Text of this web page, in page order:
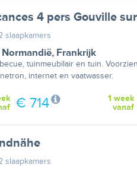
4 pers Gouville
slaapkamers
Normandië, Frankrijk
tuinmeubilair en tuin.
internet en vaatwasser.
1 week
vanaf
€ 714
slaapkamers